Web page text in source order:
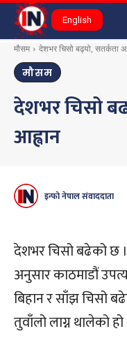
English
मौसम देशभर चिसो बढ्यो, सतर्कता
मौसम
देशभर चिसो
आह्वान
इन्फो नेपाल संवाददाता
देशभर चिसो बढेको छ ।
अनुसार काठमाडौं
बिहान र साँझ चिसो
तुवाँलो लाग्न थालेको हो